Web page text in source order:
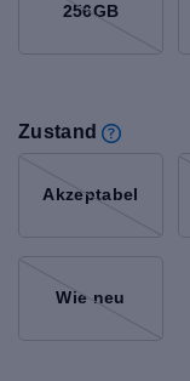
256GB
Zustand
Akzeptabel
Wie neu